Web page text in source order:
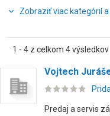
Zobraziť viac kategórií
1 - 4 z celkom 4 výsledkov
Vojtech
Predaj a servis